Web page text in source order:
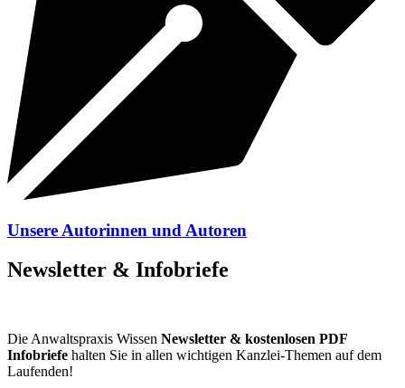
Unsere Autorinnen und Autoren
Newsletter & Infobriefe
Die Anwaltspraxis Wissen Newsletter & kostenlosen PDF
Infobriefe halten Sie in allen wichtigen Kanzlei-Themen auf dem
Laufenden!